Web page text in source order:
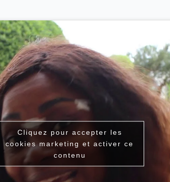
Cliquez pour accepter les
cookies marketing et activer ce
contenu